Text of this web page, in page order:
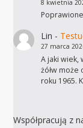
8 kwietnia
Lin -
27 marca
A jaki wiek,
żółw może
roku 1965.
Współpracują z